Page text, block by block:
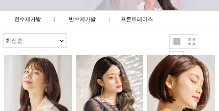
전수제가발 반수제가발 프론트레이스